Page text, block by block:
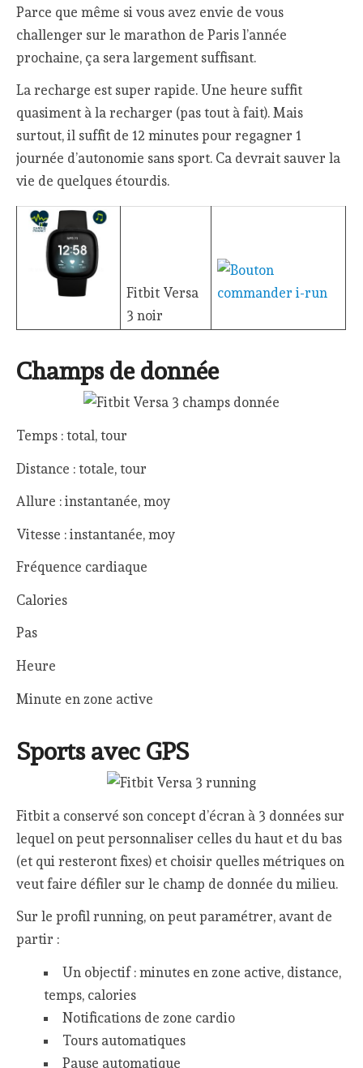
Parce que même si vous avez envie de vous
challenger sur le marathon de Paris l’année
prochaine, ça sera largement suffisant.
La recharge est super rapide. Une heure suffit
quasiment à la recharger (pas tout à fait). Mais
surtout, il suffit de 12 minutes pour regagner 1
journée d’autonomie sans sport. Ca devrait sauver la
vie de quelques étourdis.
Fitbit Versa
3 noir
Champs de donnée
Temps : total, tour
Distance : totale, tour
Allure : instantanée, moy
Vitesse : instantanée, moy
Fréquence cardiaque
Calories
Pas
Heure
Minute en zone active
Sports avec GPS
Fitbit a conservé son concept d’écran à 3 données sur
lequel on peut personnaliser celles du haut et du bas
(et qui resteront fixes) et choisir quelles métriques on
veut faire défiler sur le champ de donnée du milieu.
Sur le profil running, on peut paramétrer, avant de
partir :
Un objectif : minutes en zone active, distance,
temps, calories
Notifications de zone cardio
Tours automatiques
Pause automatique